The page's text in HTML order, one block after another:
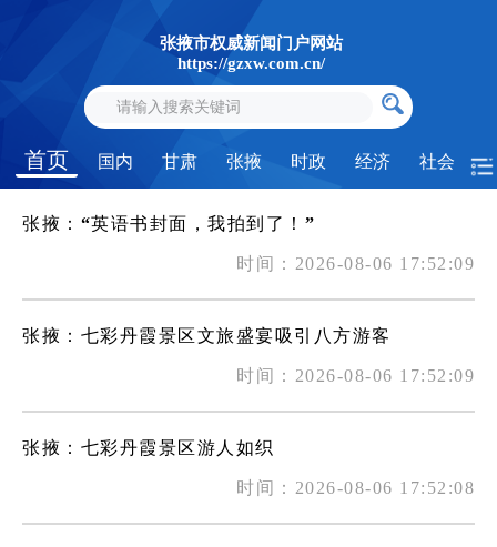
张掖市权威新闻门户网站
https://gzxw.com.cn/
首页 国内 甘肃 张掖 时政 经济 社会
张掖：“英语书封面，我拍到了！”
时间：2026-08-06 17:52:09
张掖：七彩丹霞景区文旅盛宴吸引八方游客
时间：2026-08-06 17:52:09
张掖：七彩丹霞景区游人如织
时间：2026-08-06 17:52:08